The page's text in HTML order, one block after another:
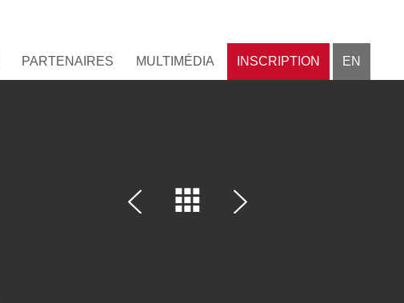
PARTENAIRES MULTIMÉDIA INSCRIPTION EN